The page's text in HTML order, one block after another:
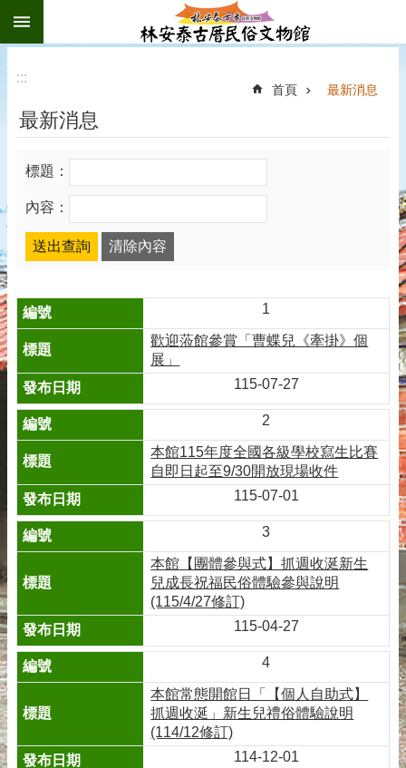
跳到主要內容區塊
:::
首頁 最新消息
最新消息
標題：
內容：
1
歡迎蒞館參賞「曹蝶兒《牽掛》個
展」
115-07-27
2
本館115年度全國各級學校寫生比賽
自即日起至9/30開放現場收件
115-07-01
3
本館【團體參與式】抓週收涎新生
兒成長祝福民俗體驗參與說明
(115/4/27修訂)
115-04-27
4
本館常態開館日「【個人自助式】
抓週收涎」新生兒禮俗體驗說明
(114/12修訂)
114-12-01